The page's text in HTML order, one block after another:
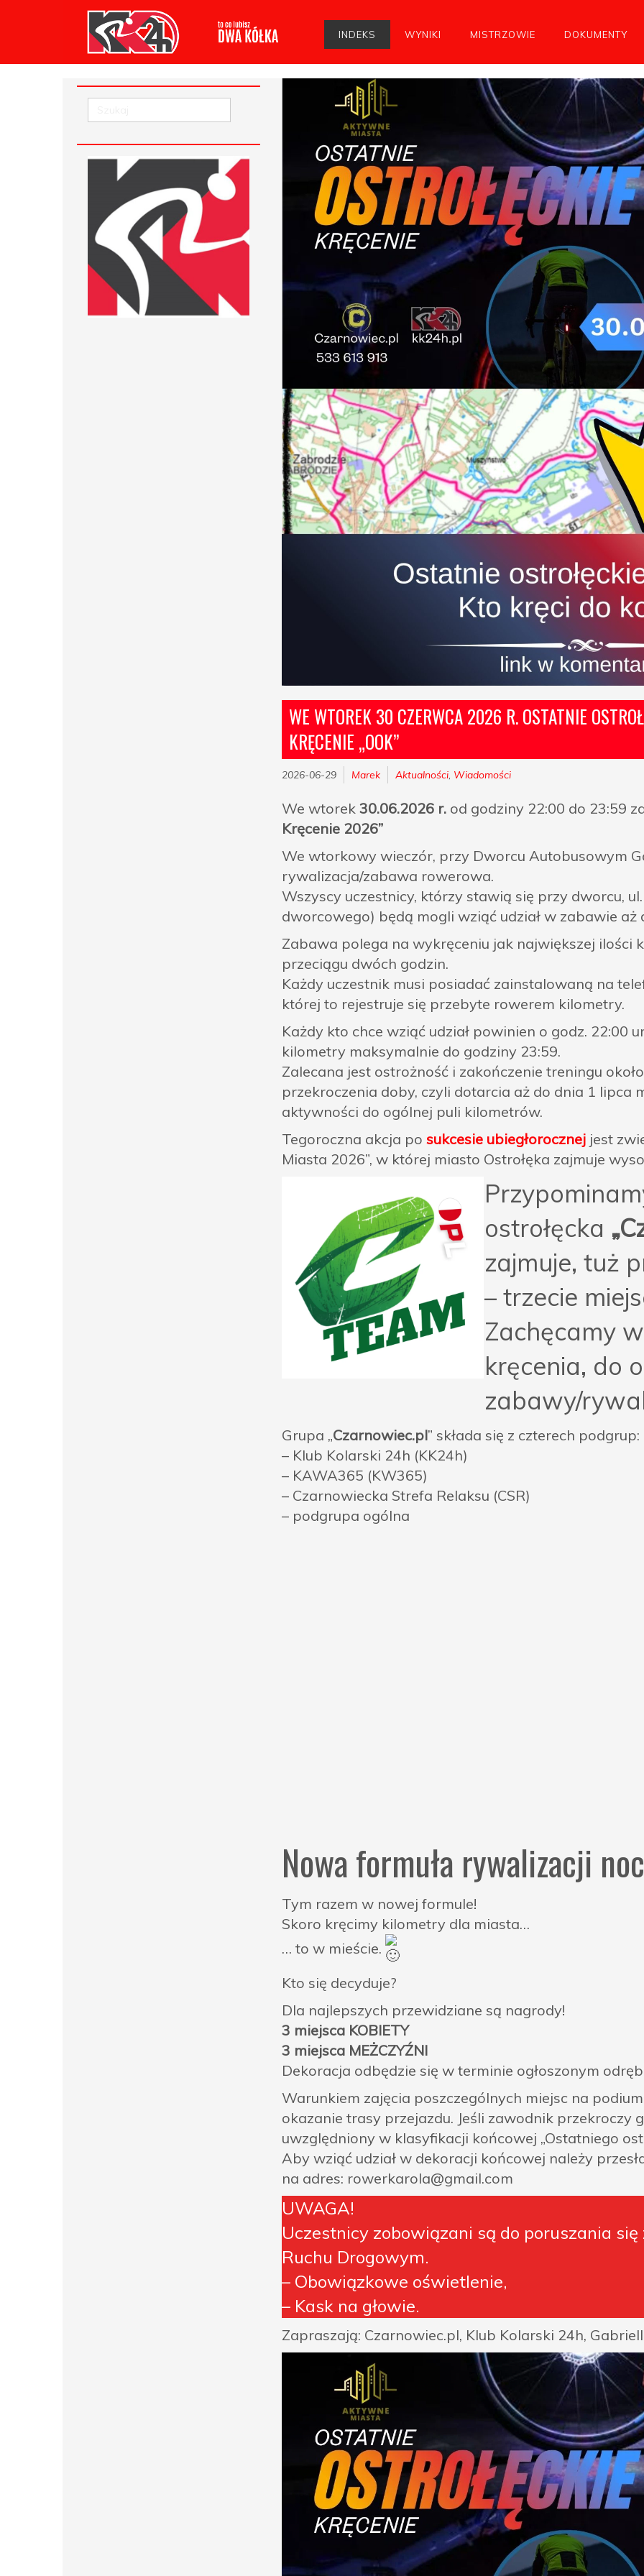
INDEKS WYNIKI MISTRZOWIE DOKUMENTY
WE WTOREK 30 CZERWCA 2026 R. OSTATNIE
KRĘCENIE „OOK”
2026-06-29 Marek Aktualności, Wiadomości
We wtorek 30.06.2026 r. od godziny 22:00 do 23:59
Kręcenie 2026”
We wtorkowy wieczór, przy Dworcu Autobusowym
rywalizacja/zabawa rowerowa.
Wszyscy uczestnicy, którzy stawią się przy dworcu,
dworcowego) będą mogli wziąć udział w zabawie aż
Zabawa polega na wykręceniu jak największej ilości
przeciągu dwóch godzin.
Każdy uczestnik musi posiadać zainstalowaną na
której to rejestruje się przebyte rowerem kilometry.
Każdy kto chce wziąć udział powinien o godz. 22:00
kilometry maksymalnie do godziny 23:59.
Zalecana jest ostrożność i zakończenie treningu
przekroczenia doby, czyli dotarcia aż do dnia 1 lipca
aktywności do ogólnej puli kilometrów.
Tegoroczna akcja po sukcesie ubiegłorocznej jest
Miasta 2026”, w której miasto Ostrołęka zajmuje
ostrołęcka
zajmuje, tuż
– trzecie
Zachęcamy
kręcenia, do
zabawy/
Grupa „Czarnowiec.pl” składa się z czterech podgrup:
– Klub Kolarski 24h (KK24h)
– KAWA365 (KW365)
– Czarnowiecka Strefa Relaksu (CSR)
– podgrupa ogólna
Nowa formuła rywalizacji
Tym razem w nowej formule!
Skoro kręcimy kilometry dla miasta…
… to w mieście.
Kto się decyduje?
Dla najlepszych przewidziane są nagrody!
3 miejsca KOBIETY
3 miejsca MEŻCZYŹNI
Dekoracja odbędzie się w terminie ogłoszonym
Warunkiem zajęcia poszczególnych miejsc na
okazanie trasy przejazdu. Jeśli zawodnik przekroczy
uwzględniony w klasyfikacji końcowej „Ostatniego
Aby wziąć udział w dekoracji końcowej należy
na adres: rowerkarola@gmail.com
UWAGA!
Uczestnicy zobowiązani są do poruszania
Ruchu Drogowym.
– Obowiązkowe oświetlenie,
– Kask na głowie.
Zapraszają: Czarnowiec.pl, Klub Kolarski 24h,